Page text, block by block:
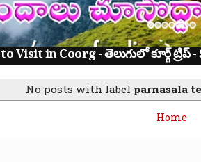
Visit in Coorg - తెలుగులో కూర్గ్ ట్రిప్
No posts with label parnasala
Home